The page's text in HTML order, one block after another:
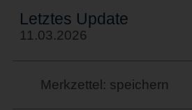
Letztes Update
11.03.2026
Merkzettel: speichern